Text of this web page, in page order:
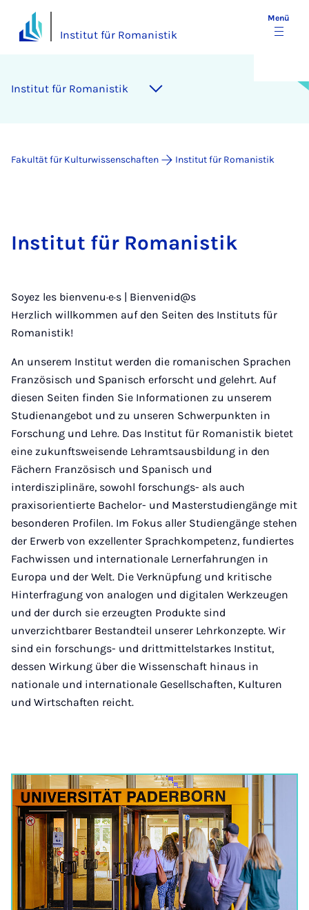
Institut für Romanistik
Menü
Institut für Romanistik
Fakultät für Kulturwissenschaften Institut für Romanistik
Institut für Romanistik
Soyez les bienvenu·e·s | Bienvenid@s
Herzlich willkommen auf den Seiten des Instituts für
Romanistik!
An unserem Institut werden die romanischen Sprachen
Französisch und Spanisch erforscht und gelehrt. Auf
diesen Seiten finden Sie Informationen zu unserem
Studienangebot und zu unseren Schwerpunkten in
Forschung und Lehre. Das Institut für Romanistik bietet
eine zukunftsweisende Lehramtsausbildung in den
Fächern Französisch und Spanisch und
interdisziplinäre, sowohl forschungs- als auch
praxisorientierte Bachelor- und Masterstudiengänge mit
besonderen Profilen. Im Fokus aller Studiengänge stehen
der Erwerb von exzellenter Sprachkompetenz, fundiertes
Fachwissen und internationale Lernerfahrungen in
Europa und der Welt. Die Verknüpfung und kritische
Hinterfragung von analogen und digitalen Werkzeugen
und der durch sie erzeugten Produkte sind
unverzichtbarer Bestandteil unserer Lehrkonzepte. Wir
sind ein forschungs- und drittmittelstarkes Institut,
dessen Wirkung über die Wissenschaft hinaus in
nationale und internationale Gesellschaften, Kulturen
und Wirtschaften reicht.